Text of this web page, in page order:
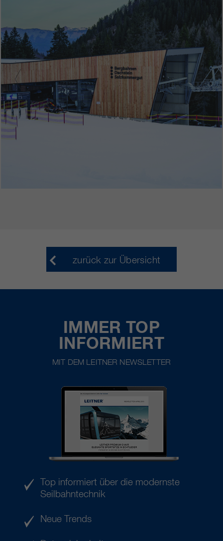
zurück zur Übersicht
IMMER TOP
INFORMIERT
MIT DEM LEITNER NEWSLETTER
Top informiert über die modernste
Seilbahntechnik
Neue Trends